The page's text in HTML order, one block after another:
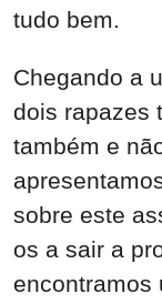
tudo bem.
Chegando a
dois rapazes
também e
sobre este
os a sair a
encontramos